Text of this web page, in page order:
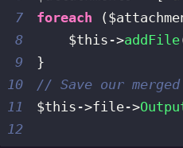
7
foreach (
8
$this ->addFile
9
}
10
// Save our
11
$this ->file->
12